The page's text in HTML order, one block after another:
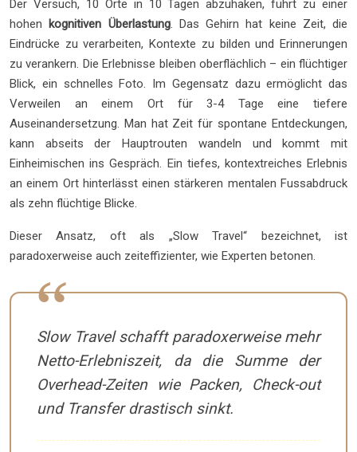
Der Versuch, 10 Orte in 10 Tagen abzuhaken, führt zu einer
hohen kognitiven Überlastung. Das Gehirn hat keine Zeit, die
Eindrücke zu verarbeiten, Kontexte zu bilden und Erinnerungen
zu verankern. Die Erlebnisse bleiben oberflächlich – ein flüchtiger
Blick, ein schnelles Foto. Im Gegensatz dazu ermöglicht das
Verweilen an einem Ort für 3-4 Tage eine tiefere
Auseinandersetzung. Man hat Zeit für spontane Entdeckungen,
kann abseits der Hauptrouten wandeln und kommt mit
Einheimischen ins Gespräch. Ein tiefes, kontextreiches Erlebnis
an einem Ort hinterlässt einen stärkeren mentalen Fussabdruck
als zehn flüchtige Blicke.
Dieser Ansatz, oft als „Slow Travel“ bezeichnet, ist
paradoxerweise auch zeiteffizienter, wie Experten betonen.
Slow Travel schafft paradoxerweise mehr
Netto-Erlebniszeit, da die Summe der
Overhead-Zeiten wie Packen, Check-out
und Transfer drastisch sinkt.